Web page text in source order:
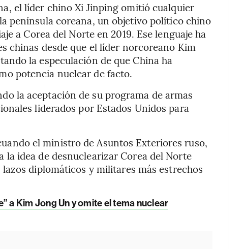
el líder chino Xi Jinping omitió cualquier
península coreana, un objetivo político chino
a Corea del Norte en 2019. Ese lenguaje ha
chinas desde que el líder norcoreano Kim
la especulación de que China ha
potencia nuclear de facto.
la aceptación de su programa de armas
liderados por Estados Unidos para
el ministro de Asuntos Exteriores ruso,
la idea de desnuclearizar Corea del Norte
diplomáticos y militares más estrechos
a Kim Jong Un y omite el tema nuclear